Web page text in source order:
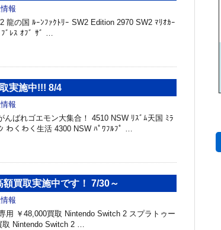
報
龍の国 ﾙｰﾝﾌｧｸﾄﾘｰ SW2 Edition 2970 SW2 ﾏﾘｵｶｰ
ﾌﾞﾚｽ ｵﾌﾞ ｻﾞ …
実施中!!! 8/4
報
ばれゴエモン大集合！ 4510 NSW ﾘｽﾞﾑ天国 ﾐﾗ
わくわく生活 4300 NSW ﾊﾟﾜﾌﾙﾌﾟ …
買取実施中です！ 7/30～
報
用 ￥48,000買取 Nintendo Switch 2 スプラトゥー
取 Nintendo Switch 2 …